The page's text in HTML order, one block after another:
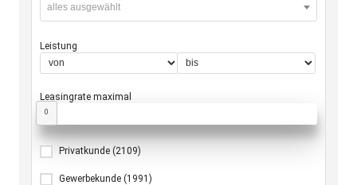
alles ausgewählt
Leistung
Leasingrate maximal
0
Privatkunde (2109)
Gewerbekunde (1991)